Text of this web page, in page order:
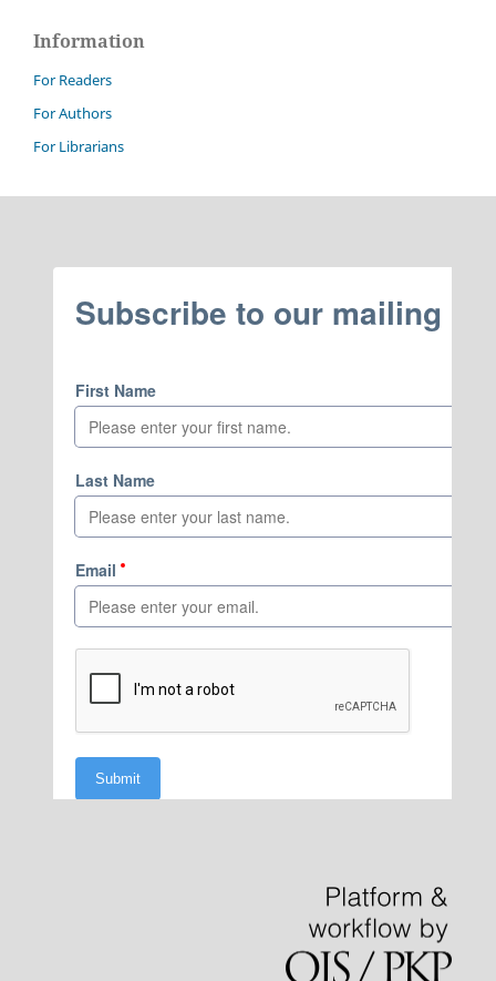
Information
For Readers
For Authors
For Librarians